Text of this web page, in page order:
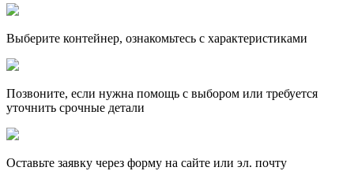
Выберите контейнер, ознакомьтесь с характеристиками
Позвоните, если нужна помощь с выбором или требуется
уточнить срочные детали
Оставьте заявку через форму на сайте или эл. почту